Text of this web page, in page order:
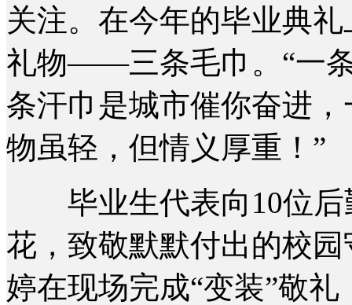
关注。在今年的毕业典
礼物——三条毛巾。“一
条汗巾是城市催你奋进
物虽轻，但情义厚重！”
毕业生代表向10位后
花，致敬默默付出的校
婷在现场完成“变装”敬